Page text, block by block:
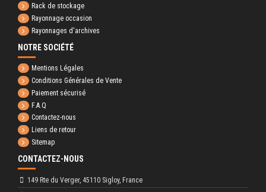
Rack de stockage
Rayonnage occasion
Rayonnages d'archives
NOTRE SOCIÉTÉ
Mentions Légales
Conditions Générales de Vente
Paiement sécurisé
F.A.Q
Contactez-nous
Liens de retour
Sitemap
CONTACTEZ-NOUS
149 Rte du Verger, 45110 Sigloy, France